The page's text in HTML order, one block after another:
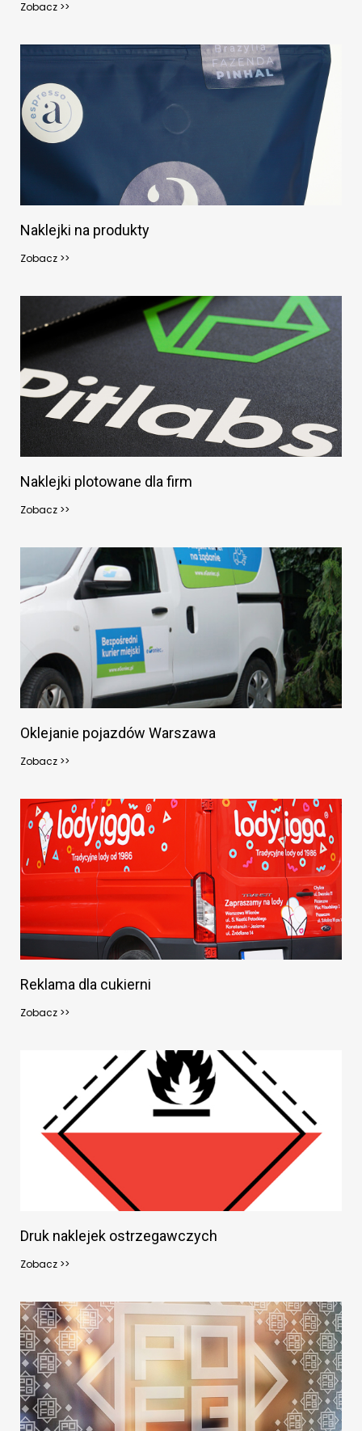
Zobacz >>
Naklejki na produkty
Zobacz >>
Naklejki plotowane dla firm
Zobacz >>
Oklejanie pojazdów Warszawa
Zobacz >>
Reklama dla cukierni
Zobacz >>
Druk naklejek ostrzegawczych
Zobacz >>